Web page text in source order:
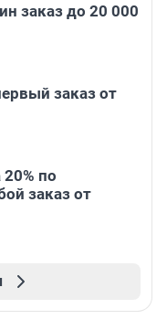
заказ до 20 000
заказ от
20% по
заказ от